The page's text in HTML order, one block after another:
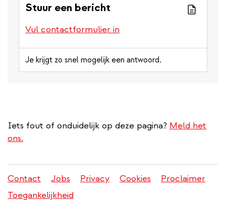
Stuur een bericht
Vul contactformulier in
Je krijgt zo snel mogelijk een antwoord.
Iets fout of onduidelijk op deze pagina? Meld het
ons.
Juridisch
menu
Contact Jobs Privacy Cookies
Proclaimer
Toegankelijkheid